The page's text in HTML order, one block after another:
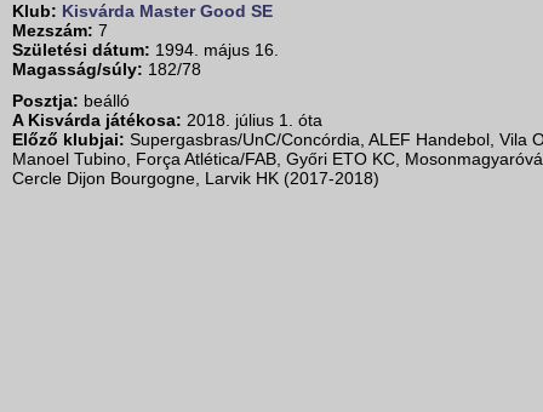
Klub: Kisvárda Master Good SE
Mezszám: 7
Születési dátum: 1994. május 16.
Magasság/súly: 182/78
Posztja: beálló
A Kisvárda játékosa: 2018. július 1. óta
Előző klubjai: Supergasbras/UnC/Concórdia, ALEF Handebol, Vila
Manoel Tubino, Força Atlética/FAB, Győri ETO KC,
Cercle Dijon Bourgogne, Larvik HK (2017-2018)